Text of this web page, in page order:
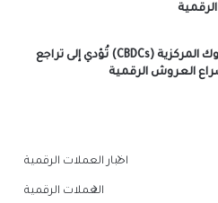
منافسة العملات الرقمية للبنوك المركزية (CBDCs) تُؤدي إلى تراجع
اخبار العملات الرقمية
العملات الرقمية